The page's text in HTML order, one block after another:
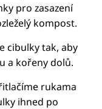
pro zasazení
kompost.
cibulky tak, aby
a kořeny dolů.
rukama
ihned po